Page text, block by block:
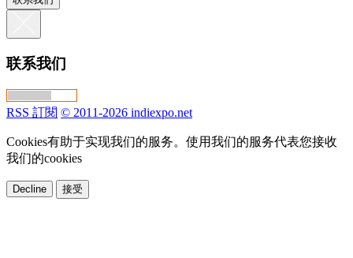
联系我们
RSS 訂閱 © 2011-2026 indiexpo.net
Cookies有助于实现我们的服务。使用我们的服务代表您接收
我们的cookies
Decline 接受